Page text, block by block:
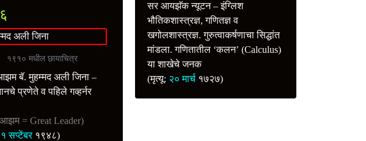
१९१० मधील छायाचित्र
बॅ. मुहम्मद अली जिना –
प्रणेते व पहिले गव्हर्नर
= Great Leader)
सप्टेंबर१९४८)
सर आयझॅक न्यूटन – इंग्लिश
भौतिकशास्त्रज्ञ, गणितज्ञ व
खगोलशास्त्रज्ञ. गुरुत्वाकर्षणाचा सिद्धांत
मांडला. गणितातील ‘कलन’ (Calculus)
या शाखेचे जनक
(मृत्यू: २० मार्च १७२७)